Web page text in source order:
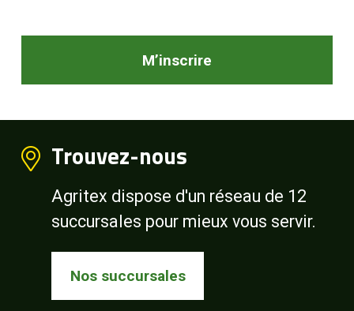
M’inscrire
Trouvez-nous
Agritex dispose d'un réseau de 12
succursales pour mieux vous servir.
Nos succursales